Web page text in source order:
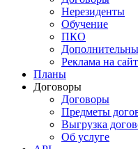
Нерезиденты
Обучение
ПКО
Реклама на
Планы
Договоры
Договоры
Предметы
Выгрузка
Об услуге